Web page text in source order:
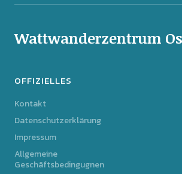
Wattwanderzentrum
OFFIZIELLES
Kontakt
Datenschutzerklärung
Impressum
Allgemeine
Geschäftsbedingugnen